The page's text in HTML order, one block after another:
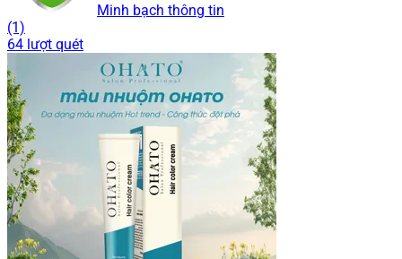
Minh bạch thông tin
(1)
64 lượt quét